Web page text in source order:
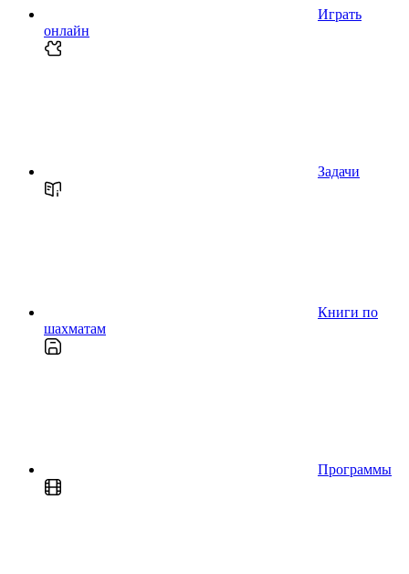
Играть
онлайн
Задачи
Книги по
шахматам
Программы